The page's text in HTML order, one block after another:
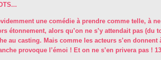
une comédie à prendre comme telle, à
étonnement, alors qu’on ne s’y attendait pas (du
au casting. Mais comme les acteurs s’en
provoque l’émoi ! Et on ne s’en privera pas !